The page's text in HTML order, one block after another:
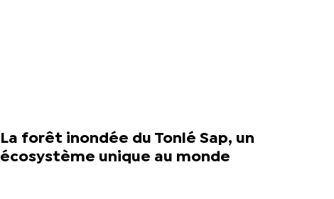
La forêt inondée du Tonlé Sap, un
écosystème unique au monde